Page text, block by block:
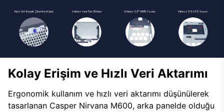
Kolay Erişim ve Hızlı Veri Aktarımı
Ergonomik kullanım ve hızlı veri aktarımı düşünülerek
tasarlanan Casper Nirvana M600, arka panelde olduğu